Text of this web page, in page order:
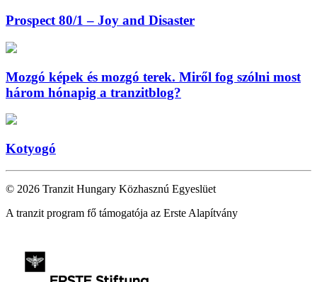
Prospect 80/1 – Joy and Disaster
Mozgó képek és mozgó terek. Miről fog szólni most
három hónapig a tranzitblog?
Kotyogó
© 2026 Tranzit Hungary Közhasznú Egyeslüet
A tranzit program fő támogatója az Erste Alapítvány